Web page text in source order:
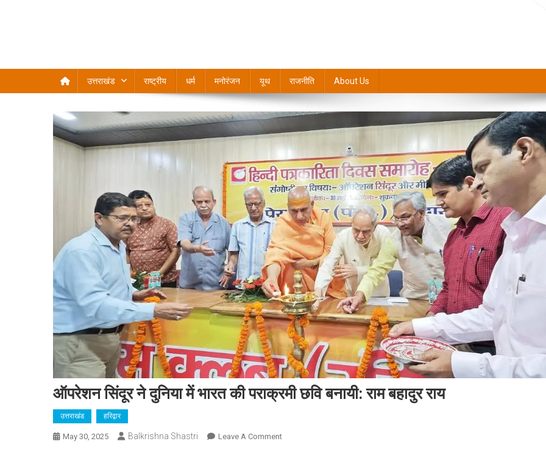
उत्तराखंड राष्ट्रीय धर्म मनोरंजन यूथ राजनीति About Us
ऑपरेशन सिंदूर ने दुनिया में भारत की पराक्रमी छवि बनायी: राम बहादुर राय
उत्तराखंड हरिद्वार
May 30, 2025 Balkrishna Shastri Leave A CommentOn